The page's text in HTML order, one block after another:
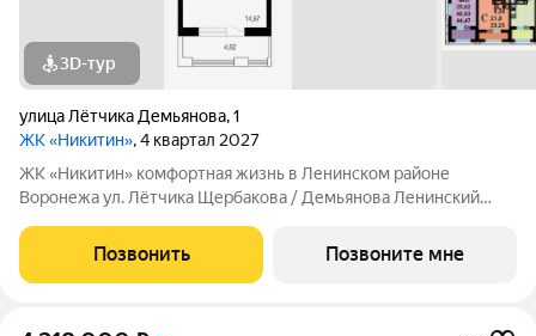
3D-тур
улица Лётчика Демьянова,1
ЖК «Никитин», 4 квартал 2027
ЖК «Никитин» комфортная жизнь в Ленинском районе
Воронежа ул. Лётчика Щербакова / Демьянова Ленинский
Современный жилой комплекс в тихом центре города. Рядом
цирк, парк им. Дурова, ТЦ,
Позвонить Позвоните мне